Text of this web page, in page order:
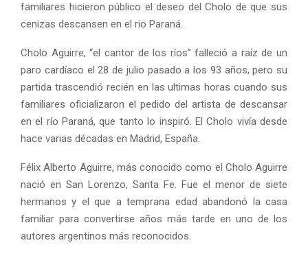
familiares hicieron público el deseo del Cholo de que sus
cenizas descansen en el rio Paraná.
Cholo Aguirre, “el cantor de los ríos” falleció a raíz de un
paro cardíaco el 28 de julio pasado a los 93 años, pero su
partida trascendió recién en las ultimas horas cuando sus
familiares oficializaron el pedido del artista de descansar
en el río Paraná, que tanto lo inspiró. El Cholo vivía desde
hace varias décadas en Madrid, España.
Félix Alberto Aguirre, más conocido como el Cholo Aguirre
nació en San Lorenzo, Santa Fe. Fue el menor de siete
hermanos y el que a temprana edad abandonó la casa
familiar para convertirse años más tarde en uno de los
autores argentinos más reconocidos.